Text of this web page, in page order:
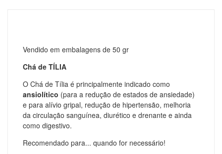
Vendido em embalagens de 50 gr
Chá de TÍLIA
O Chá de Tília é principalmente indicado como
ansiolítico (para a redução de estados de ansiedade)
e para alívio gripal, redução de hipertensão, melhoria
da circulação sanguínea, diurético e drenante e ainda
como digestivo.
Recomendado para... quando for necessário!